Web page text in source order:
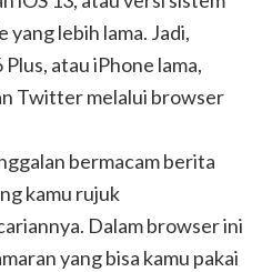
lebih lama. Jadi,
atau iPhone lama,
Twitter melalui browser
bermacam berita
kamu rujuk
Dalam browser ini
yang bisa kamu pakai